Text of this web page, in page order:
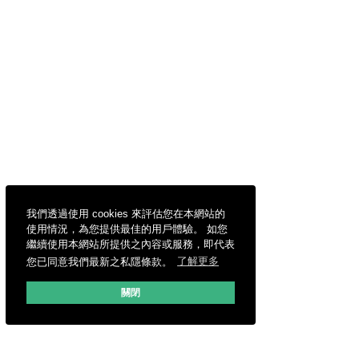
我們透過使用 cookies 來評估您在本網站的
使用情況，為您提供最佳的用戶體驗。 如您
繼續使用本網站所提供之內容或服務，即代表
您已同意我們最新之私隱條款。
了解更多
關閉